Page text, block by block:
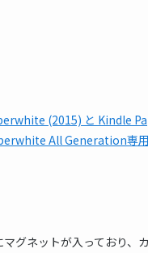
(2015) と Kindle
All Generation専
グネットが入っており